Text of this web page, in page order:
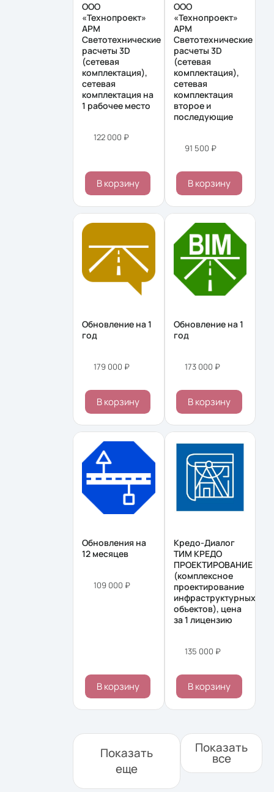
ООО
«Технопроект»
АРМ
Cветотехнические
расчеты 3D
(сетевая
комплектация),
сетевая
комплектация на
1 рабочее место
122 000 ₽
В корзину
ООО
«Технопроект»
АРМ
Cветотехнические
расчеты 3D
(сетевая
комплектация),
сетевая
комплектация
второе и
последующие
91 500 ₽
В корзину
Обновление на 1
год
179 000 ₽
В корзину
Обновление на 1
год
173 000 ₽
В корзину
Обновления на
12 месяцев
109 000 ₽
В корзину
Кредо-Диалог
ТИМ КРЕДО
ПРОЕКТИРОВАНИЕ
(комплексное
проектирование
инфраструктурных
объектов), цена
за 1 лицензию
135 000 ₽
В корзину
Показать
еще
Показать
все